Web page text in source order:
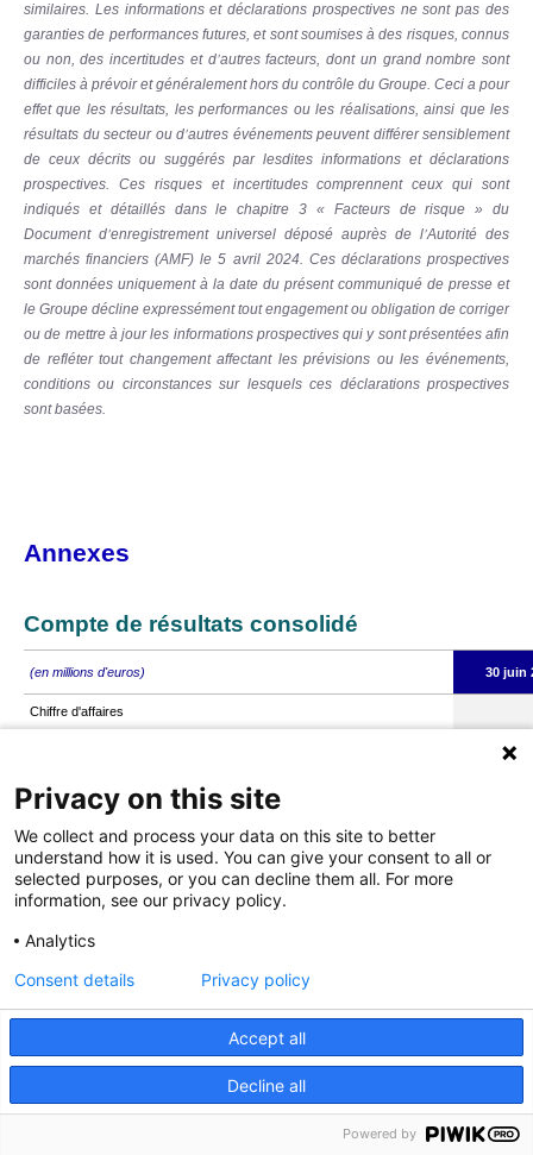
similaires. Les informations et déclarations prospectives ne sont pas des
garanties de performances futures, et sont soumises à des risques, connus
ou non, des incertitudes et d’autres facteurs, dont un grand nombre sont
difficiles à prévoir et généralement hors du contrôle du Groupe. Ceci a pour
effet que les résultats, les performances ou les réalisations, ainsi que les
résultats du secteur ou d’autres événements peuvent différer sensiblement
de ceux décrits ou suggérés par lesdites informations et déclarations
prospectives. Ces risques et incertitudes comprennent ceux qui sont
indiqués et détaillés dans le chapitre 3 « Facteurs de risque » du
Document d’enregistrement universel déposé auprès de l’Autorité des
marchés financiers (AMF) le 5 avril 2024. Ces déclarations prospectives
sont données uniquement à la date du présent communiqué de presse et
le Groupe décline expressément tout engagement ou obligation de corriger
ou de mettre à jour les informations prospectives qui y sont présentées afin
de refléter tout changement affectant les prévisions ou les événements,
conditions ou circonstances sur lesquels ces déclarations prospectives
sont basées.
Annexes
Compte de résultats consolidé
(en millions d'euros) 30 juin
Chiffre d'affaires
Marge brute
Frais commerciaux et de distribution
Frais de recherche et développement
Frais administratifs et généraux
Autres produits et charges opérationnels
Coûts de restructuration et assimilés
Résultat opérationnel
Privacy on this site
We collect and process your data on this site to better
understand how it is used. You can give your consent to all or
selected purposes, or you can decline them all. For more
information, see our privacy policy.
Analytics
Accept all
Decline all
Consent details Privacy policy
Powered by